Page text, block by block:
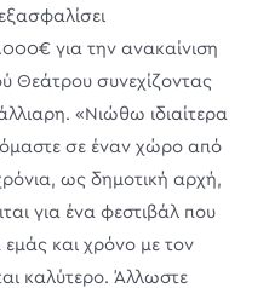
για την ανακαίνιση
Θεάτρου συνεχίζοντας
«Νιώθω ιδιαίτερα
σε έναν χώρο από
ως δημοτική αρχή,
για ένα φεστιβάλ που
εμάς και χρόνο με τον
καλύτερο. Άλλωστε